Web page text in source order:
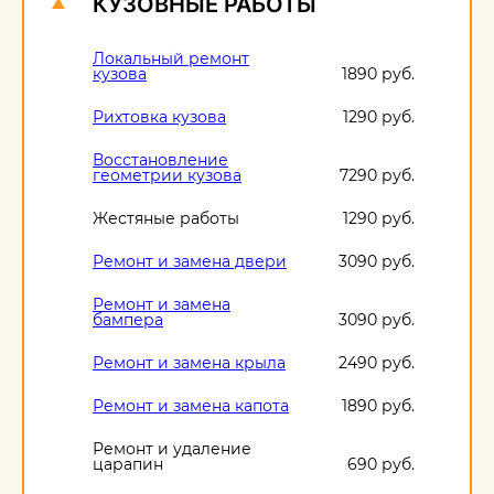
Локальный ремонт
кузова 1890 руб.
Рихтовка кузова 1290 руб.
Восстановление
геометрии кузова 7290 руб.
Жестяные работы 1290 руб.
Ремонт и замена двери 3090 руб.
Ремонт и замена
бампера 3090 руб.
Ремонт и замена крыла 2490 руб.
Ремонт и замена капота 1890 руб.
Ремонт и удаление
царапин 690 руб.